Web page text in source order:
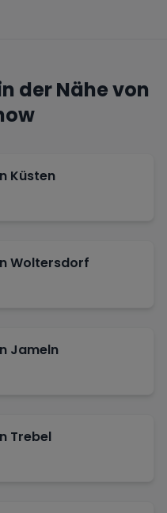
der Nähe von
Küsten
Woltersdorf
Jameln
Trebel